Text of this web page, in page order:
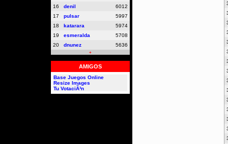
16 denil
6012
17
pulsar
5997
18
katarara
5974
19
esmeralda
5708
20
dnunez 5636
+
AMIGOS
Base Juegos Online
Resize Images
Tu VotaciÃ³n